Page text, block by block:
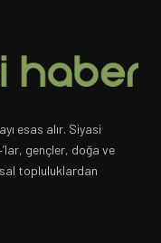
esas alır. Siyasi
gençler, doğa ve
topluluklardan